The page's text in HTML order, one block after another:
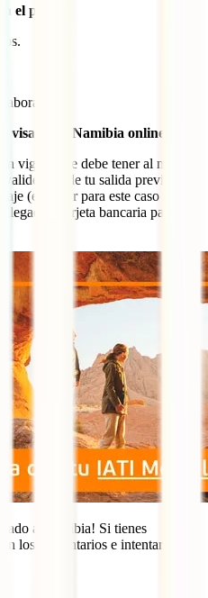
el país?
visado de Namibia online?
vigor (este debe tener al menos
desde tu salida prevista del
(el mejor para este caso es el
llegada y tarjeta bancaria para
a Namibia! Si tienes
los comentarios e intentaremos